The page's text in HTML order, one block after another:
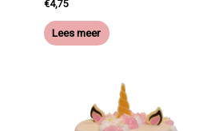
€4,75
Lees meer
Prijsklasse:
€62,50
tot
€156,25
product
heeft